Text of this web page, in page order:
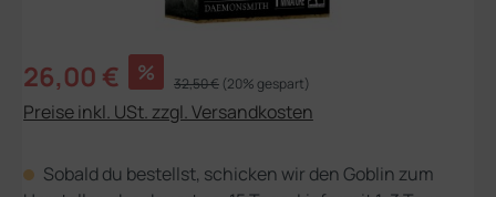
Verkaufspreis:
26,00 € % Regulärer Preis:
32,50 € (20% gespart)
Preise inkl. USt. zzgl. Versandkosten
Sobald du bestellst, schicken wir den Goblin zum